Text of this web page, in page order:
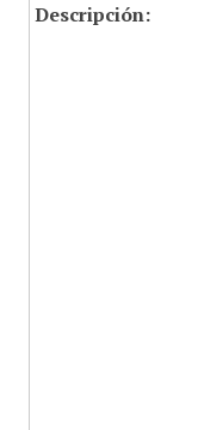
Descripción: